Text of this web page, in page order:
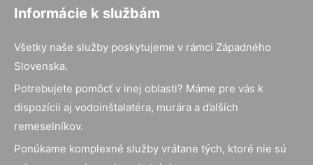
Informácie k službám
Všetky naše služby poskytujeme v rámci Západného
Slovenska.
Potrebujete pomôcť v inej oblasti? Máme pre vás k
dispozícii aj vodoinštalatéra, murára a ďalších
remeselníkov.
Ponúkame komplexné služby vrátane tých, ktoré nie sú